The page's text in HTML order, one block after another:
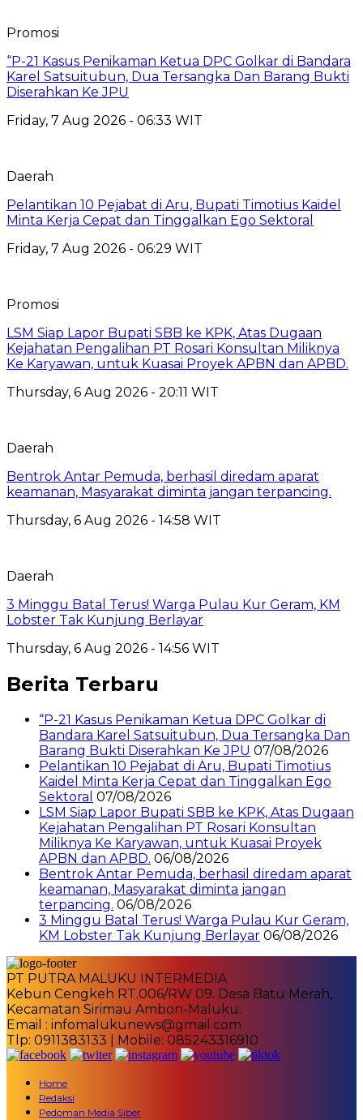
Promosi
“P-21 Kasus Penikaman Ketua DPC Golkar di Bandara
Karel Satsuitubun, Dua Tersangka Dan Barang Bukti
Diserahkan Ke JPU
Friday, 7 Aug 2026 - 06:33 WIT
Daerah
Pelantikan 10 Pejabat di Aru, Bupati Timotius Kaidel
Minta Kerja Cepat dan Tinggalkan Ego Sektoral
Friday, 7 Aug 2026 - 06:29 WIT
Promosi
LSM Siap Lapor Bupati SBB ke KPK, Atas Dugaan
Kejahatan Pengalihan PT Rosari Konsultan Miliknya
Ke Karyawan, untuk Kuasai Proyek APBN dan APBD.
Thursday, 6 Aug 2026 - 20:11 WIT
Daerah
Bentrok Antar Pemuda, berhasil diredam aparat
keamanan, Masyarakat diminta jangan terpancing.
Thursday, 6 Aug 2026 - 14:58 WIT
Daerah
3 Minggu Batal Terus! Warga Pulau Kur Geram, KM
Lobster Tak Kunjung Berlayar
Thursday, 6 Aug 2026 - 14:56 WIT
Berita Terbaru
“P-21 Kasus Penikaman Ketua DPC Golkar di
Bandara Karel Satsuitubun, Dua Tersangka Dan
Barang Bukti Diserahkan Ke JPU 07/08/2026
Pelantikan 10 Pejabat di Aru, Bupati Timotius
Kaidel Minta Kerja Cepat dan Tinggalkan Ego
Sektoral 07/08/2026
LSM Siap Lapor Bupati SBB ke KPK, Atas Dugaan
Kejahatan Pengalihan PT Rosari Konsultan
Miliknya Ke Karyawan, untuk Kuasai Proyek
APBN dan APBD. 06/08/2026
Bentrok Antar Pemuda, berhasil diredam aparat
keamanan, Masyarakat diminta jangan
terpancing. 06/08/2026
3 Minggu Batal Terus! Warga Pulau Kur Geram,
KM Lobster Tak Kunjung Berlayar 06/08/2026
PT PUTRA MALUKU INTERMEDIA
Kebun Cengkeh RT.006/RW 09. Desa Batu Merah,
Kecamatan Sirimau Ambon-Maluku.
Email : infomalukunews@gmail.com
Tlp: 0911383133 | Mobile: 085243316910
Home
Redaksi
Pedoman Media Siber